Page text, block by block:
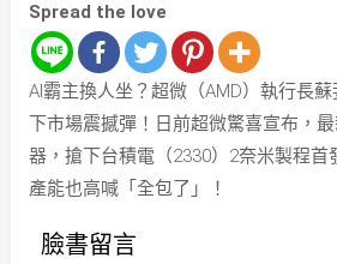
Spread the love
AI霸主換人坐？超微（AMD）執行長
下市場震撼彈！日前超微驚喜宣布，
器，搶下台積電（2330）2奈米製程首
產能也高喊「全包了」！
臉書留言